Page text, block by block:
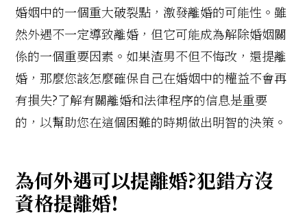
婚姻中的一個重大破裂點，激發離婚的可能性。雖
然外遇不一定導致離婚，但它可能成為解除婚姻關
係的一個重要因素。如果渣男不但不悔改，還提離
婚，那麼您該怎麼確保自己在婚姻中的權益不會再
有損失?了解有關離婚和法律程序的信息是重要
的，以幫助您在這個困難的時期做出明智的決策。
為何外遇可以提離婚?犯錯方沒
資格提離婚!